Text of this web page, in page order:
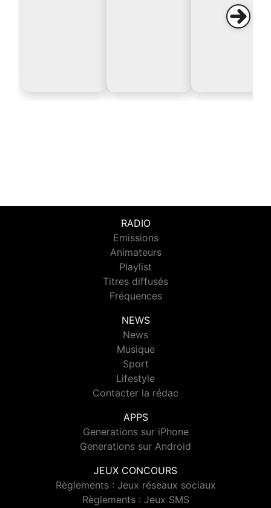
RADIO
Emissions
Animateurs
Playlist
Titres diffusés
Fréquences
NEWS
News
Musique
Sport
Lifestyle
Contacter la rédac
APPS
Generations sur iPhone
Generations sur Android
JEUX CONCOURS
Règlements : Jeux réseaux sociaux
Règlements : Jeux SMS